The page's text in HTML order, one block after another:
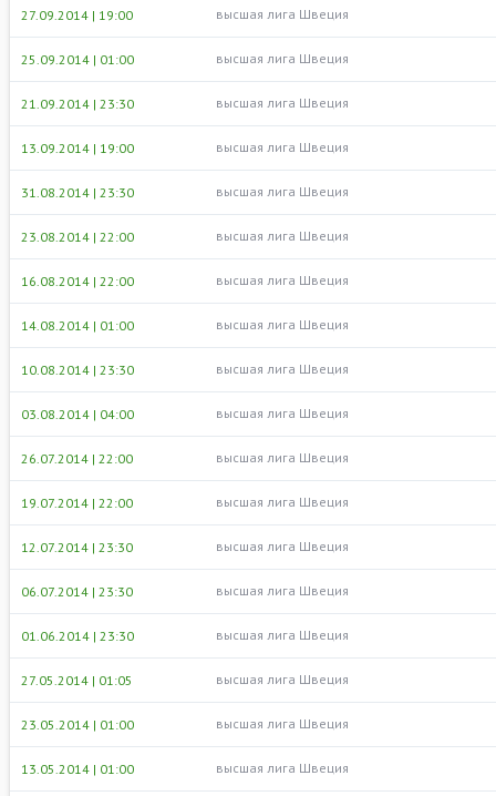
27.09.2014 | 19:00 высшая лига Швеция
25.09.2014 | 01:00 высшая лига Швеция
21.09.2014 | 23:30 высшая лига Швеция
13.09.2014 | 19:00 высшая лига Швеция
31.08.2014 | 23:30 высшая лига Швеция
23.08.2014 | 22:00 высшая лига Швеция
16.08.2014 | 22:00 высшая лига Швеция
14.08.2014 | 01:00 высшая лига Швеция
10.08.2014 | 23:30 высшая лига Швеция
03.08.2014 | 04:00 высшая лига Швеция
26.07.2014 | 22:00 высшая лига Швеция
19.07.2014 | 22:00 высшая лига Швеция
12.07.2014 | 23:30 высшая лига Швеция
06.07.2014 | 23:30 высшая лига Швеция
01.06.2014 | 23:30 высшая лига Швеция
27.05.2014 | 01:05 высшая лига Швеция
23.05.2014 | 01:00 высшая лига Швеция
13.05.2014 | 01:00 высшая лига Швеция